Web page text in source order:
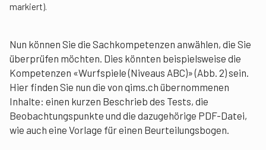
markiert).
Nun können Sie die Sachkompetenzen anwählen, die Sie
überprüfen möchten. Dies könnten beispielsweise die
Kompetenzen «Wurfspiele (Niveaus ABC)» (Abb. 2) sein.
Hier finden Sie nun die von qims.ch übernommenen
Inhalte: einen kurzen Beschrieb des Tests, die
Beobachtungspunkte und die dazugehörige PDF-Datei,
wie auch eine Vorlage für einen Beurteilungsbogen.